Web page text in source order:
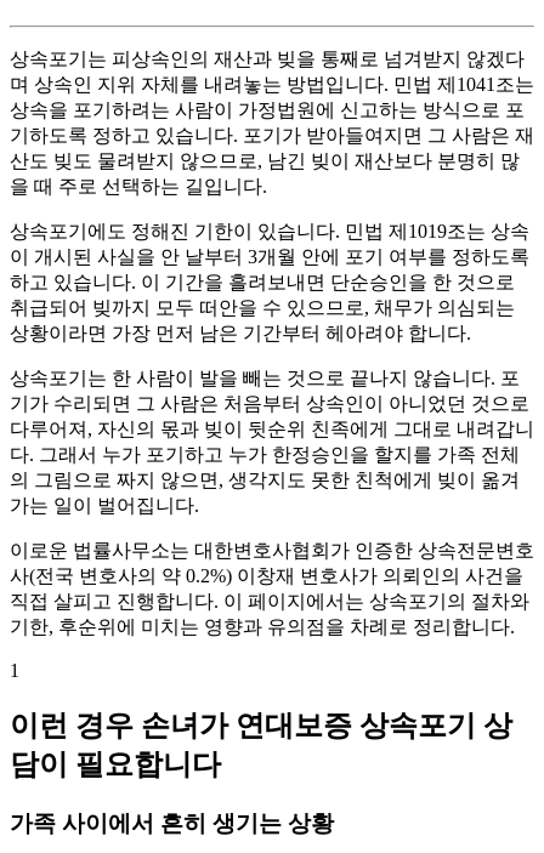
상속포기는 피상속인의 재산과 빚을 통째로 넘겨받지 않겠다
며 상속인 지위 자체를 내려놓는 방법입니다. 민법 제1041조는
상속을 포기하려는 사람이 가정법원에 신고하는 방식으로 포
기하도록 정하고 있습니다. 포기가 받아들여지면 그 사람은 재
산도 빚도 물려받지 않으므로, 남긴 빚이 재산보다 분명히 많
을 때 주로 선택하는 길입니다.
상속포기에도 정해진 기한이 있습니다. 민법 제1019조는 상속
이 개시된 사실을 안 날부터 3개월 안에 포기 여부를 정하도록
하고 있습니다. 이 기간을 흘려보내면 단순승인을 한 것으로
취급되어 빚까지 모두 떠안을 수 있으므로, 채무가 의심되는
상황이라면 가장 먼저 남은 기간부터 헤아려야 합니다.
상속포기는 한 사람이 발을 빼는 것으로 끝나지 않습니다. 포
기가 수리되면 그 사람은 처음부터 상속인이 아니었던 것으로
다루어져, 자신의 몫과 빚이 뒷순위 친족에게 그대로 내려갑니
다. 그래서 누가 포기하고 누가 한정승인을 할지를 가족 전체
의 그림으로 짜지 않으면, 생각지도 못한 친척에게 빚이 옮겨
가는 일이 벌어집니다.
이로운 법률사무소는 대한변호사협회가 인증한 상속전문변호
사(전국 변호사의 약 0.2%) 이창재 변호사가 의뢰인의 사건을
직접 살피고 진행합니다. 이 페이지에서는 상속포기의 절차와
기한, 후순위에 미치는 영향과 유의점을 차례로 정리합니다.
1
이런 경우 손녀가 연대보증 상속포기 상
담이 필요합니다
가족 사이에서 흔히 생기는 상황